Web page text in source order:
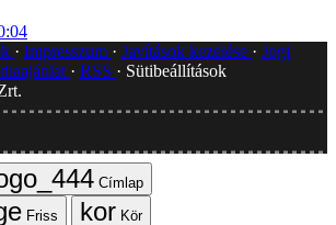
Impresszum Javítások kezelése
Jogi
RSS
Sütibeállítások
Címlap
Friss
Kör